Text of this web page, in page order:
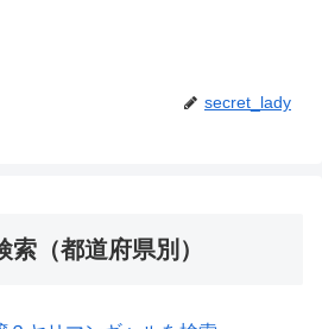
secret_lady
（都道府県別）